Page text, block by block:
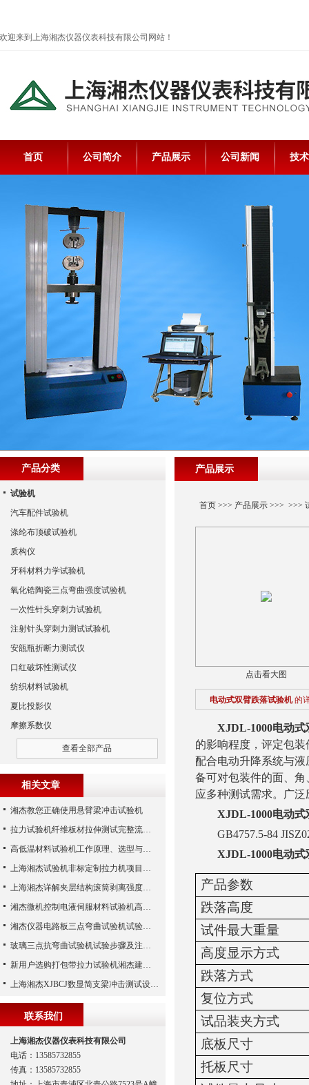
欢迎来到上海湘杰仪器仪表科技有限公司网站！
首页 公司简介 产品展示 公司新闻 技
产品展示
首页>>> 产品展示>>> >>>
点击看大图
‌电动式双臂跌落试验机 的
XJDL-1000电动式
的影响程度，评定包
配合电动升降系统与
备可对包装件的面、
应多种测试需求。广
XJDL-1000电动式
GB4757.5-84
XJDL-1000电动式
产品参数
跌落高度
试件最大重量
高度显示方式
跌落方式
复位方式
试品装夹方式
底板尺寸
托板尺寸
产品分类
试验机
汽车配件试验机
涤纶布顶破试验机
质构仪
牙科材料力学试验机
氧化锆陶瓷三点弯曲强度试验机
一次性针头穿刺力试验机
注射针头穿刺力测试试验机
安瓿瓶折断力测试仪
口红破坏性测试仪
纺织材料试验机
夏比投影仪
摩擦系数仪
查看全部产品
相关文章
湘杰教您正确使用悬臂梁冲击试验机
拉力试验机纤维板材拉伸测试完整流程详解
高低温材料试验机工作原理、选型与应用解析
上海湘杰试验机非标定制拉力机项目沟通指南
上海湘杰详解夹层结构滚筒剥离强度试验机
湘杰微机控制电液伺服材料试验机高效规划与运输指南
湘杰仪器电路板三点弯曲试验机试验步骤
玻璃三点抗弯曲试验机试验步骤及注意事项
新用户选购打包带拉力试验机湘杰建议从这几点入手!
上海湘杰XJBCJ数显简支梁冲击测试设备介绍
联系我们
上海湘杰仪器仪表科技有限公司
电话：13585732855
传真：13585732855